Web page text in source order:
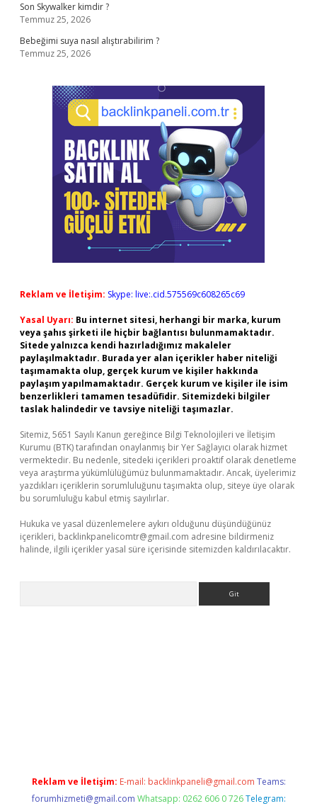
Son Skywalker kimdir ?
Temmuz 25, 2026
Bebeğimi suya nasıl alıştırabilirim ?
Temmuz 25, 2026
Reklam ve İletişim: Skype: live:.cid.575569c608265c69
Yasal Uyarı: Bu internet sitesi, herhangi bir marka, kurum
veya şahıs şirketi ile hiçbir bağlantısı bulunmamaktadır.
Sitede yalnızca kendi hazırladığımız makaleler
paylaşılmaktadır. Burada yer alan içerikler haber niteliği
taşımamakta olup, gerçek kurum ve kişiler hakkında
paylaşım yapılmamaktadır. Gerçek kurum ve kişiler ile isim
benzerlikleri tamamen tesadüfidir. Sitemizdeki bilgiler
taslak halindedir ve tavsiye niteliği taşımazlar.
Sitemiz, 5651 Sayılı Kanun gereğince Bilgi Teknolojileri ve İletişim
Kurumu (BTK) tarafından onaylanmış bir Yer Sağlayıcı olarak hizmet
vermektedir. Bu nedenle, sitedeki içerikleri proaktif olarak denetleme
veya araştırma yükümlülüğümüz bulunmamaktadır. Ancak, üyelerimiz
yazdıkları içeriklerin sorumluluğunu taşımakta olup, siteye üye olarak
bu sorumluluğu kabul etmiş sayılırlar.
Hukuka ve yasal düzenlemelere aykırı olduğunu düşündüğünüz
içerikleri, backlinkpanelicomtr@gmail.com adresine bildirmeniz
halinde, ilgili içerikler yasal süre içerisinde sitemizden kaldırılacaktır.
Reklam ve İletişim: E-mail: backlinkpaneli@gmail.com Teams:
forumhizmeti@gmail.com Whatsapp: 0262 606 0 726 Telegram: